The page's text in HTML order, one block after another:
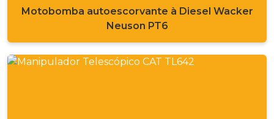
Motobomba autoescorvante à Diesel Wacker
Neuson PT6